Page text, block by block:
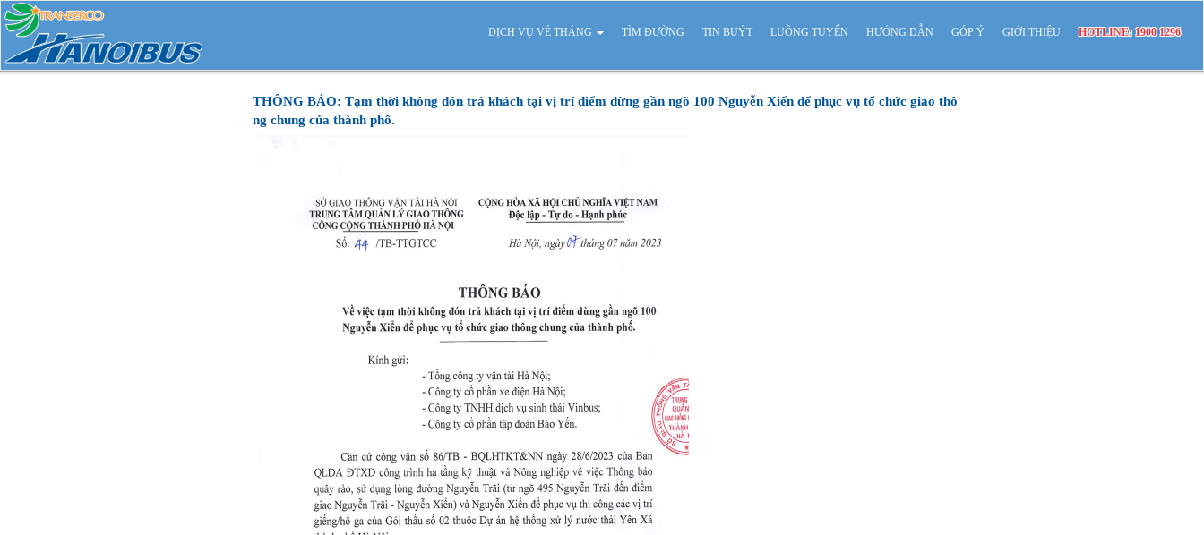
DỊCH VỤ VÉ THÁNG TÌM ĐƯỜNG TIN BUÝT LUỒNG TUYẾN HƯỚNG DẪN GÓP Ý GIỚI THIỆU HOTLINE: 1900 1296
THÔNG BÁO: Tạm thời không đón trả khách tại vị trí điểm dừng gần ngõ 100 Nguyễn Xiển để phục vụ tổ chức giao thô
ng chung của thành phố.